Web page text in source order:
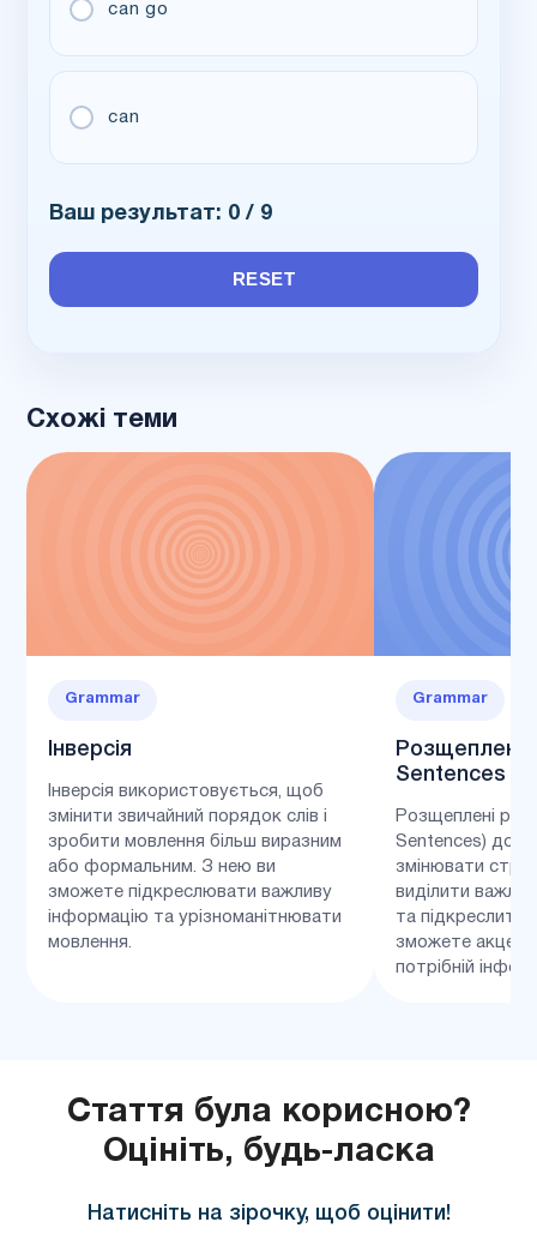
can go
can
Ваш результат: 0 / 9
RESET
Схожі теми
Grammar
Інверсія
Інверсія використовується, щоб
змінити звичайний порядок слів і
зробити мовлення більш виразним
або формальним. З нею ви
зможете підкреслювати важливу
інформацію та урізноманітнювати
мовлення.
Grammar
Розщеплені
Sentences
Розщеплені
Sentences)
змінювати
виділити
та підкреслити
зможете
потрібній
Стаття була корисною?
Оцініть, будь-ласка
Натисніть на зірочку, щоб оцінити!